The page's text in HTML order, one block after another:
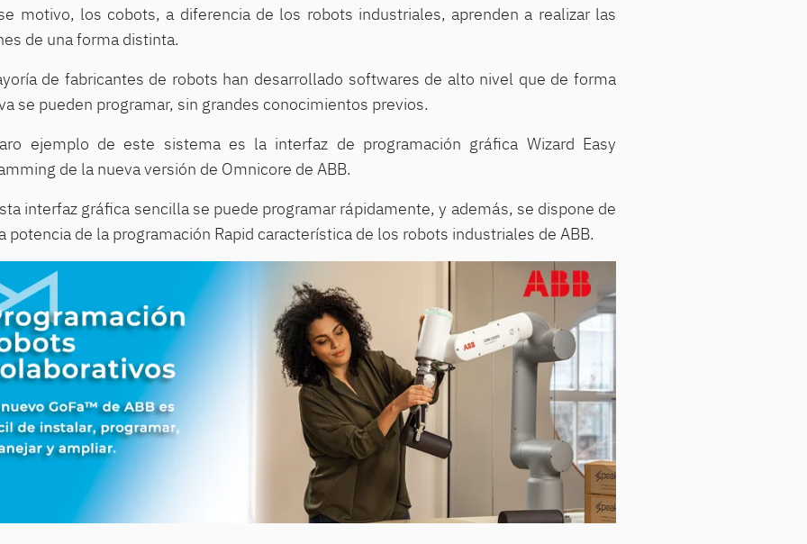
motivo, los cobots, a diferencia de los robots industriales, aprenden a realizar las
de una forma distinta.
de fabricantes de robots han desarrollado softwares de alto nivel que de forma
se pueden programar, sin grandes conocimientos previos.
ejemplo de este sistema es la interfaz de programación gráfica Wizard Easy
de la nueva versión de Omnicore de ABB.
interfaz gráfica sencilla se puede programar rápidamente, y además, se dispone de
potencia de la programación Rapid característica de los robots industriales de ABB.